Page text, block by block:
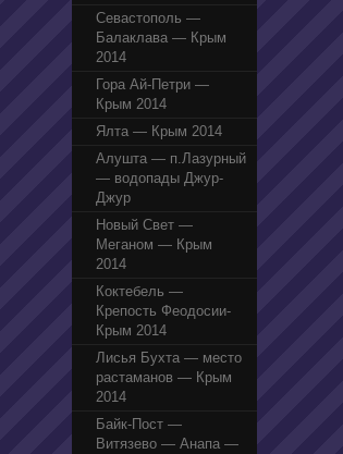
Севастополь —
Балаклава — Крым
2014
Гора Ай-Петри —
Крым 2014
Ялта — Крым 2014
Алушта — п.Лазурный
— водопады Джур-
Джур
Новый Свет —
Меганом — Крым
2014
Коктебель —
Крепость Феодосии-
Крым 2014
Лисья Бухта — место
растаманов — Крым
2014
Байк-Пост —
Витязево — Анапа —